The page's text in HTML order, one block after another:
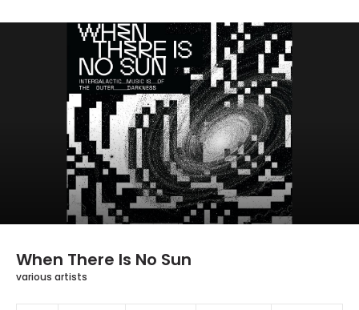
When There Is No Sun
various artists